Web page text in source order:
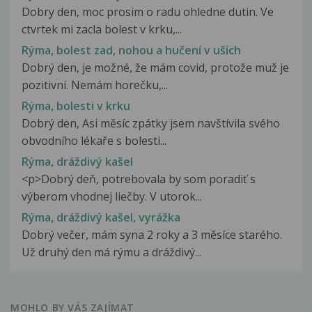
Dobry den, moc prosim o radu ohledne dutin. Ve
ctvrtek mi zacla bolest v krku,...
Rýma, bolest zad, nohou a hučení v uších
Dobrý den, je možné, že mám covid, protože muž je
pozitivní. Nemám horečku,...
Rýma, bolesti v krku
Dobrý den, Asi měsíc zpátky jsem navštívila svého
obvodního lékaře s bolesti...
Rýma, dráždivý kašel
<p>Dobrý deň, potrebovala by som poradiť s
výberom vhodnej liečby. V utorok...
Rýma, dráždivý kašel, vyrážka
Dobrý večer, mám syna 2 roky a 3 měsíce starého.
Už druhý den má rýmu a dráždivý...
MOHLO BY VÁS ZAJÍMAT